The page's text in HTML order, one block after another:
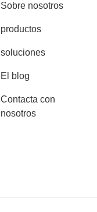
Sobre nosotros
productos
soluciones
El blog
Contacta con
nosotros